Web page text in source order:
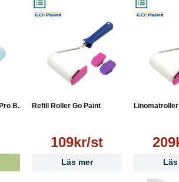
B... Refill Roller Go Paint
109kr/st
Läs mer
Linomatroller